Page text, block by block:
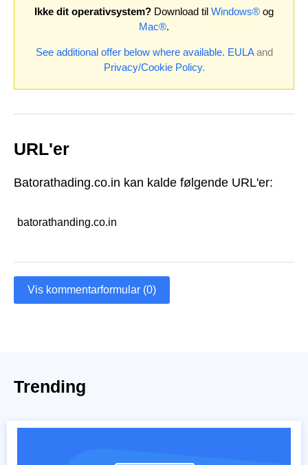
Ikke dit operativsystem? Download til Windows® og
Mac®.
See additional offer below where available. EULAand
Privacy/Cookie Policy.
URL'er
Batorathading.co.in kan kalde følgende URL'er:
batorathanding.co.in
Vis kommentarformular (0)
Trending